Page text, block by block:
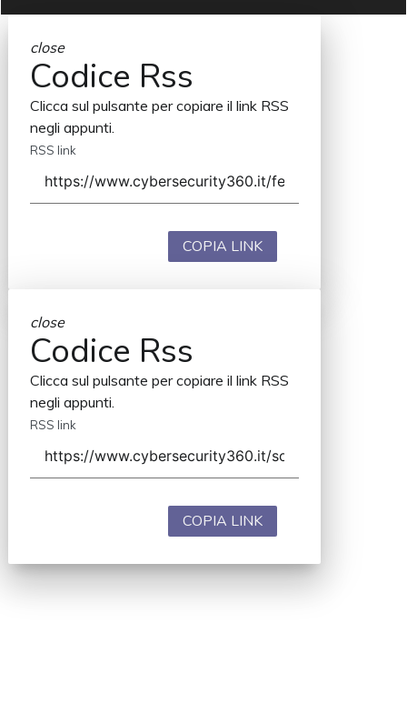
close
Codice Rss
Clicca sul pulsante per copiare il link RSS
negli appunti.
RSS link
COPIA LINK
close
Codice Rss
Clicca sul pulsante per copiare il link RSS
negli appunti.
RSS link
COPIA LINK